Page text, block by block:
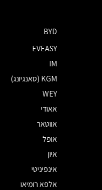
BYD
EVEASY
IM
KGM (סאנגיונג)
WEY
אאודי
אווטאר
אופל
איון
אינפיניטי
אלפא רומיאו